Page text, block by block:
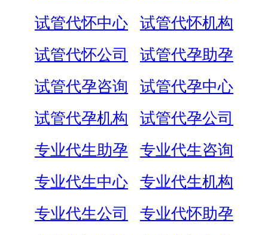
试管代怀中心
试管代怀机构
试管代怀公司
试管代孕助孕
试管代孕咨询
试管代孕中心
试管代孕机构
试管代孕公司
专业代生助孕
专业代生咨询
专业代生中心
专业代生机构
专业代生公司
专业代怀助孕